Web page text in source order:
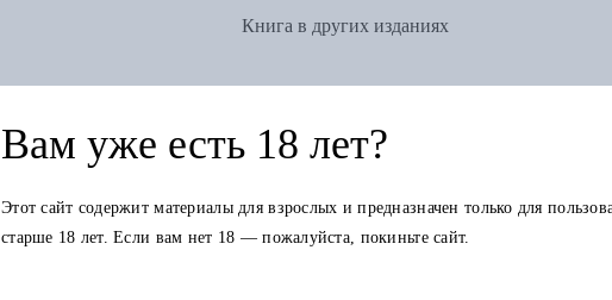
Книга в других изданиях
Вам уже есть 18 лет?
Этот сайт содержит материалы для взрослых и предназначен только для
старше 18 лет. Если вам нет 18 — пожалуйста, покиньте сайт.